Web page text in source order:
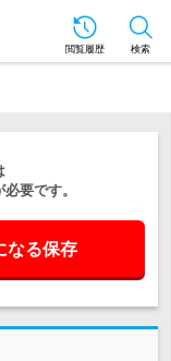
閲覧履歴 検索
要です。
なる保存